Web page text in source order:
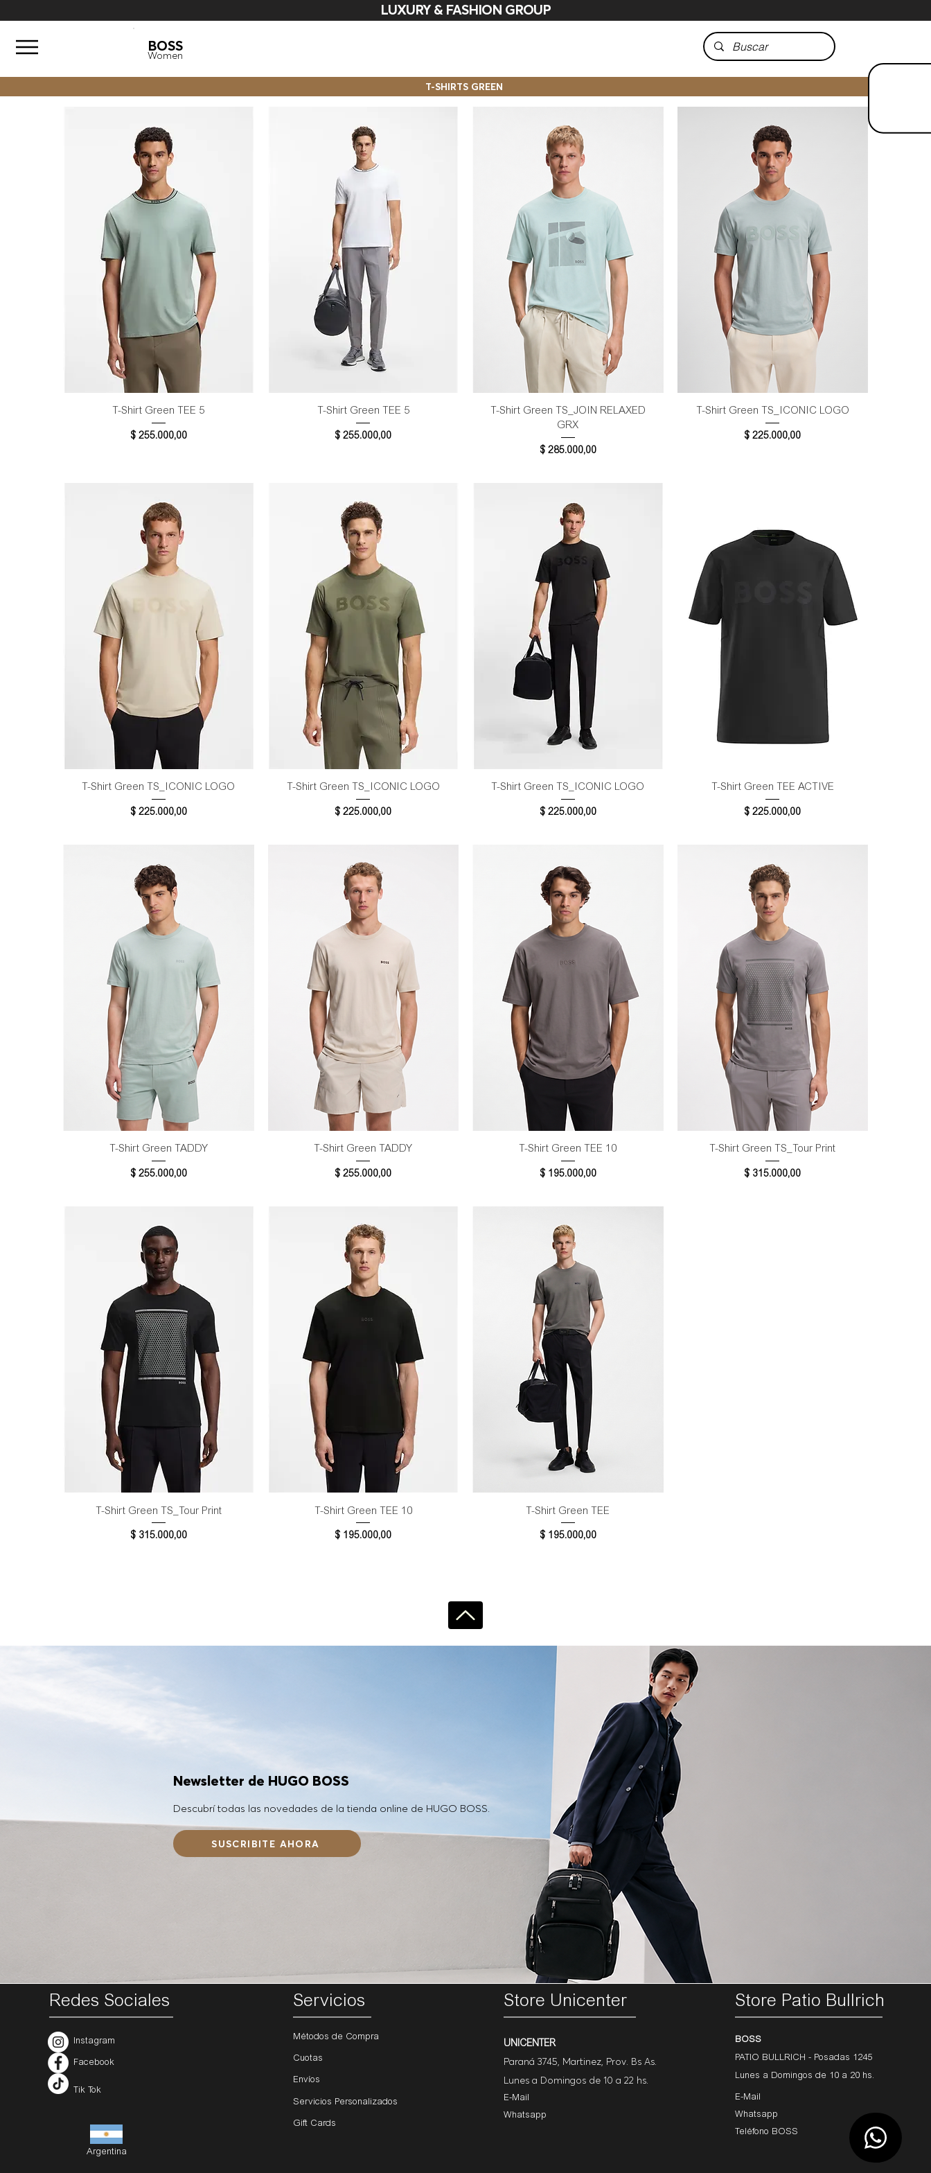
LUXURY & FASHION GROUP
BOSS
Women
T-SHIRTS GREEN
Vista rápida
T-Shirt Green TEE 5
Precio
$ 255.000,00
Vista rápida
T-Shirt Green TEE 5
Precio
$ 255.000,00
Vista rápida
T-Shirt Green TS_JOIN RELAXED
GRX
Precio
$ 285.000,00
Vista rápida
T-Shirt Green TS_ICONIC LOGO
Precio
$ 225.000,00
Vista rápida
T-Shirt Green TS_ICONIC LOGO
Precio
$ 225.000,00
Vista rápida
T-Shirt Green TS_ICONIC LOGO
Precio
$ 225.000,00
Vista rápida
T-Shirt Green TS_ICONIC LOGO
Precio
$ 225.000,00
Vista rápida
T-Shirt Green TEE ACTIVE
Precio
$ 225.000,00
Vista rápida
T-Shirt Green TADDY
Precio
$ 255.000,00
Vista rápida
T-Shirt Green TADDY
Precio
$ 255.000,00
Vista rápida
T-Shirt Green TEE 10
Precio
$ 195.000,00
Vista rápida
T-Shirt Green TS_Tour Print
Precio
$ 315.000,00
Vista rápida
T-Shirt Green TS_Tour Print
Precio
$ 315.000,00
Vista rápida
T-Shirt Green TEE 10
Precio
$ 195.000,00
Vista rápida
T-Shirt Green TEE
Precio
$ 195.000,00
Newsletter de HUGO BOSS
Descubrí todas las novedades de la tienda online de HUGO BOSS.
SUSCRIBITE AHORA
Redes Sociales
Instagram
Facebook
Tik Tok
Argentina
Servicios
Métodos de Compra
Cuotas
Envíos
Servicios Personalizados
Gift Cards
Store Unicenter
UNICENTER
Paraná 3745, Martinez, Prov. Bs As.
Lunes a Domingos de 10 a 22 hs.
E-Mail
Whatsapp
Store Patio Bullrich
BOSS
PATIO BULLRICH - Posadas 1245
Lunes a Domingosde 10 a 20 hs.
E-Mail
Whatsapp
Teléfono BOSS